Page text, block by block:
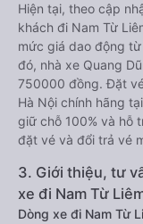
Hiện tại, theo cập
khách đi Nam Từ
mức giá dao động
đó, nhà xe Quang
750000 đồng. Đặt
Hà Nội chính hãng tại
giữ chỗ 100% và hỗ
đặt vé và đổi trả vé
3. Giới thiệu, tư
xe đi Nam Từ
Dòng xe đi Nam Từ